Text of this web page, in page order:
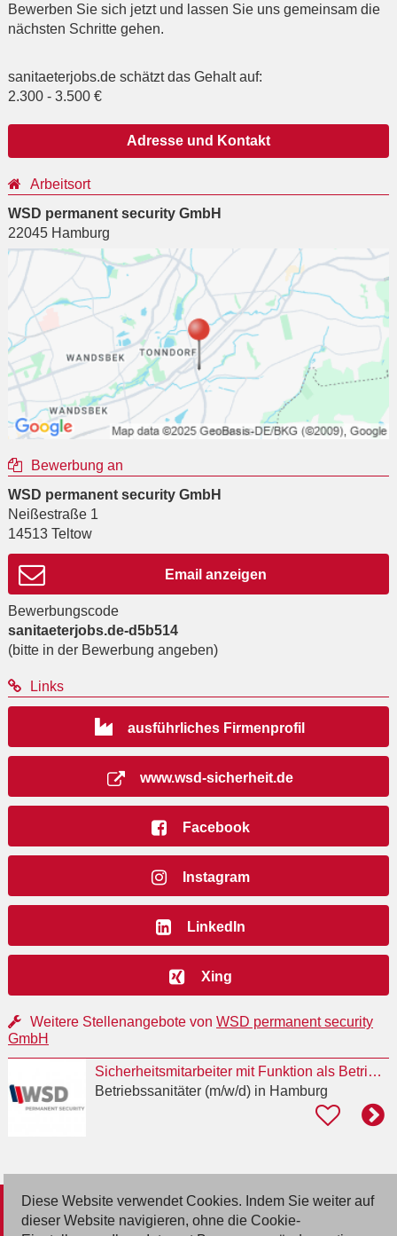
Bewerben Sie sich jetzt und lassen Sie uns gemeinsam die
nächsten Schritte gehen.
sanitaeterjobs.de schätzt das Gehalt auf:
2.300 - 3.500 €
Adresse und Kontakt
Arbeitsort
WSD permanent security GmbH
22045 Hamburg
Bewerbung an
WSD permanent security GmbH
Neißestraße 1
14513 Teltow
Email anzeigen
Bewerbungscode
sanitaeterjobs.de-d5b514
(bitte in der Bewerbung angeben)
Links
ausführliches Firmenprofil
www.wsd-sicherheit.de
Facebook
Instagram
LinkedIn
Xing
Weitere Stellenangebote von WSD permanent security
GmbH
Sicherheitsmitarbeiter mit Funktion als Betriebssanitäter (m/w/d)
Betriebssanitäter (m/w/d)in Hamburg
© 2026 Deutsche Jobmarkt GmbH
Diese Website verwendet Cookies. Indem Sie weiter auf
dieser Website navigieren, ohne die Cookie-